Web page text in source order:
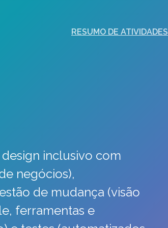
RESUMO DE ATIVIDADES
inclusivo com
negócios),
de mudança (visão
ferramentas e